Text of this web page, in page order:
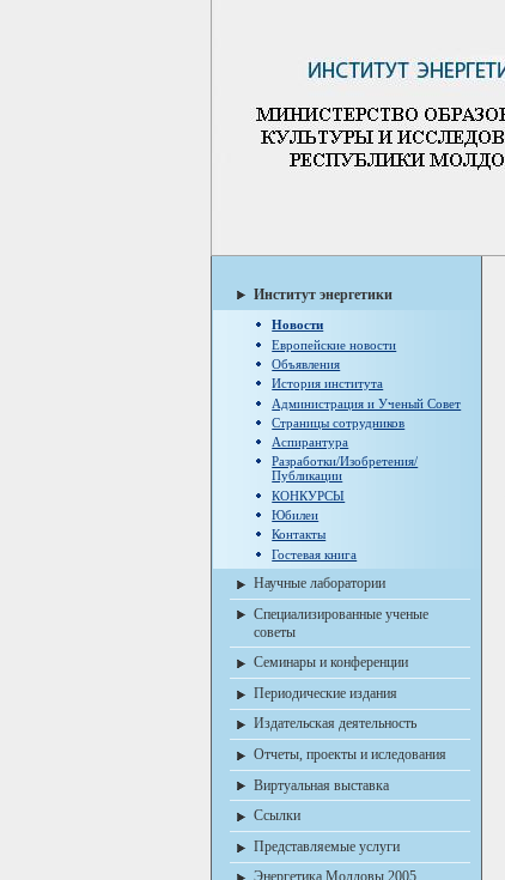
Институт энергетики
Новости
Европейские новости
Объявления
История института
Администрация и Ученый Совет
Страницы сотрудников
Аспирантура
Разработки/Изобретения/
Публикации
КОНКУРСЫ
Юбилеи
Контакты
Гостевая книга
Научные лаборатории
Специализированные ученые
советы
Семинары и конференции
Периодические издания
Издательская деятельность
Отчеты, проекты и иследования
Виртуальная выставка
Ссылки
Представляемые услуги